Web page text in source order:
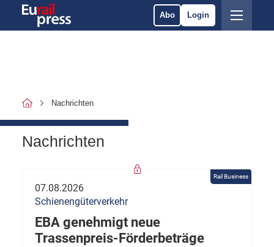
Abo Login
Nachrichten
Nachrichten
Rail Business
07.08.2026
Schienengüterverkehr
EBA genehmigt neue
Trassenpreis-Förderbeträge